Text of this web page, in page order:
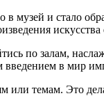
музей и стало
по залам,
в мир
или темам. Это